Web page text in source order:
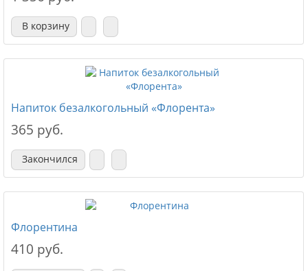
В корзину
Напиток безалкогольный «Флорента»
365 руб.
Закончился
Флорентина
410 руб.